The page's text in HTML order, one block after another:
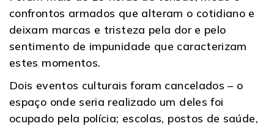
confrontos armados que alteram o cotidiano e
deixam marcas e tristeza pela dor e pelo
sentimento de impunidade que caracterizam
estes momentos.
Dois eventos culturais foram cancelados – o
espaço onde seria realizado um deles foi
ocupado pela polícia; escolas, postos de saúde,